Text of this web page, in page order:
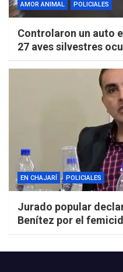
AMOR ANIMAL POLICIALES
Controlaron un auto
27 aves silvestres
EN CHAJARÍ POLICIALES
Jurado popular
Benítez por el